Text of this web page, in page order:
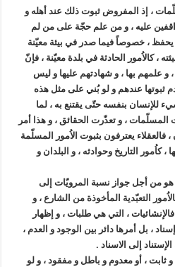
، إذ المفروض ثبوت ذلك عند أهله و
عليه ، و من علم حجّة على من لم
، خصوصاً فيما صدر في بيئة معيّنة
، كالاُمور الحادثة في بلدة معيّنة ، فإنّ
، و علمهم بها ، و شهادتهم عليها و ليس
ثبوتها عندهم و لو بُني على مثل هذه
للإنسان بنفسه حتّى يقتنع به ، لما
المسلّمات ، و تعذّرت الحقائق ، و هذا أمر
فالعقلاء يعترفون بثبوت الاُمور المسلّمة
كاُمور التاريخ وحوادثه ، و البلدان و
هو من أجل جواز نسبة المرويّات إلى
التعبّدية المأخوذة من الشارع ، و
، التي هي طلبات ، و إظهار
، بل أمرها دائر بين الوجود و العدم ،
إلى الاسناد .
ثابت ، أو معدوم و باطل و مفقود ، و لو